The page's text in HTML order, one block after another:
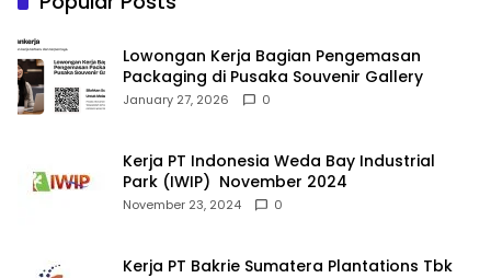
Lowongan Kerja Bagian Pengemasan
Packaging di Pusaka Souvenir Gallery
January 27, 2026 0
Kerja PT Indonesia Weda Bay Industrial
Park (IWIP) November 2024
November 23, 2024 0
Kerja PT Bakrie Sumatera Plantations Tbk